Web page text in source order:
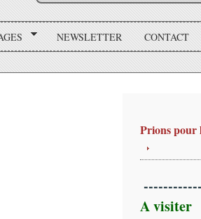
NEWSLETTER CONTACT
Prions pour
A visiter